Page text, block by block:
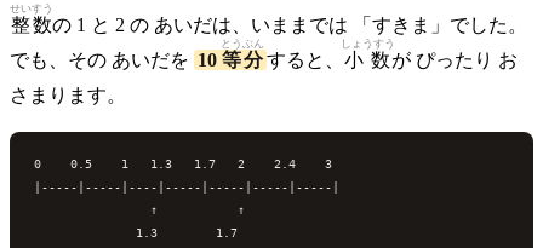
整数
せいすう
の 1 と 2 の あいだは、いままでは 「すきま」でした。
でも、その あいだを 10 等分
とうぶん
すると、 小数
しょうすう
が ぴったり お
さまります。
0    0.5    1   1.3   1.7   2    2.4    3
|-----|-----|----|-----|-----|-----|-----|
                ↑           ↑